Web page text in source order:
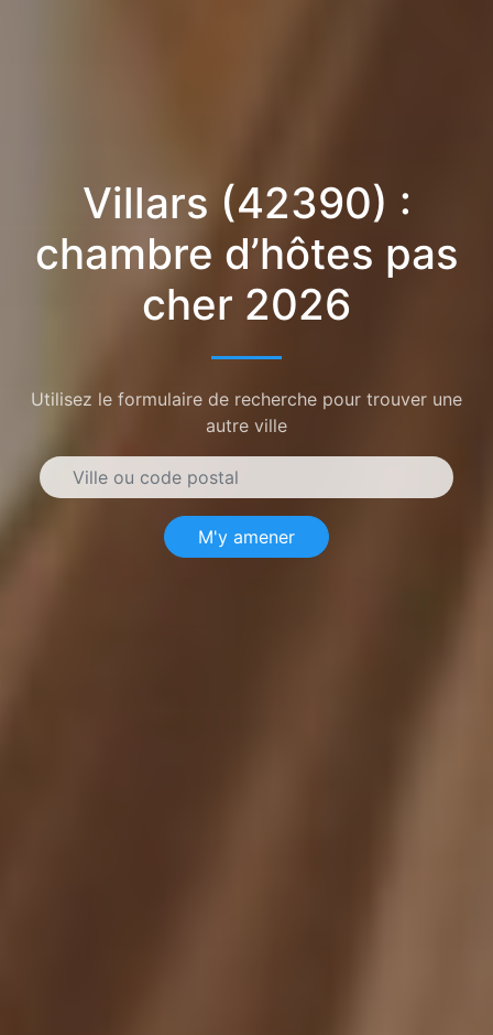
Villars (42390) :
chambre d’hôtes pas
cher 2026
Utilisez le formulaire de recherche pour trouver une
autre ville
M'y amener